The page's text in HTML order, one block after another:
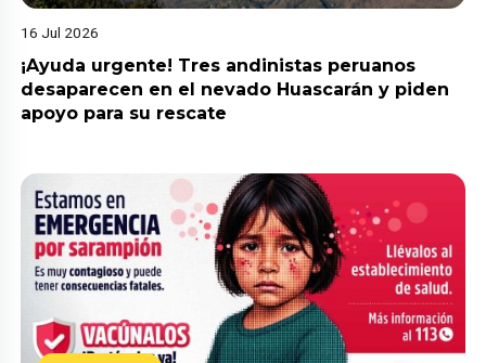
16 Jul 2026
¡Ayuda urgente! Tres andinistas peruanos
desaparecen en el nevado Huascarán y piden
apoyo para su rescate